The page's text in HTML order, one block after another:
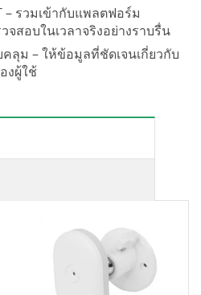
– รวมเข้ากับแพลตฟอร์ม
สอบในเวลาจริงอย่างราบรื่น
ลุม – ให้ข้อมูลที่ชัดเจนเกี่ยวกับ
งผู้ใช้